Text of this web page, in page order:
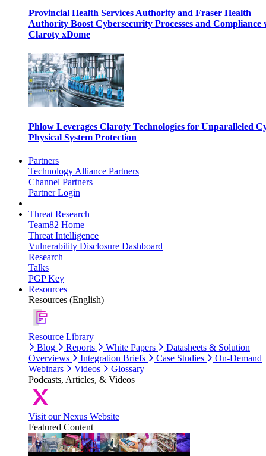
Provincial Health Services Authority and Fraser Health
Authority Boost Cybersecurity Processes and Compliance
Claroty xDome
Phlow Leverages Claroty Technologies for Unparalleled
Physical System Protection
Partners
Technology Alliance Partners
Channel Partners
Partner Login
Threat Research
Team82 Home
Threat Intelligence
Vulnerability Disclosure Dashboard
Research
Talks
PGP Key
Resources
Resources (English)
Resource Library
Blog
Reports White Papers
Datasheets & Solution
Overviews
Integration Briefs Case Studies
On-Demand
Webinars
Videos
Glossary
Podcasts, Articles, & Videos
Visit our Nexus Website
Featured Content